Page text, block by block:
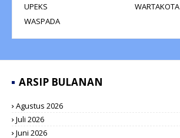
UPEKS
WARTAKOTA
WASPADA
ARSIP BULANAN
Agustus 2026
Juli 2026
Juni 2026